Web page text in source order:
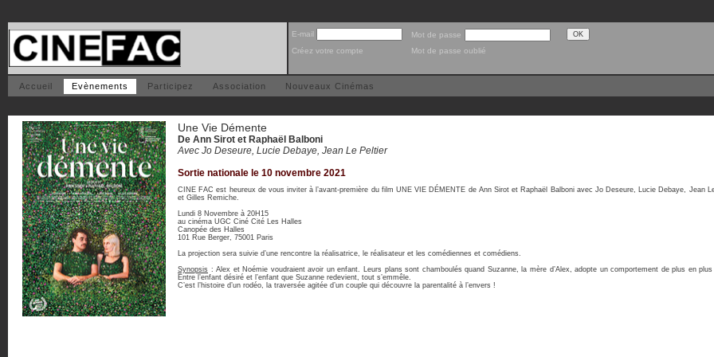
E-mail
Mot de passe
Créez votre compte
Mot de passe oublié
Accueil Evènements Participez Association Nouveaux Cinémas
Une Vie Démente
De Ann Sirot et Raphaël Balboni
Avec Jo Deseure, Lucie Debaye, Jean Le Peltier
Sortie nationale le 10 novembre 2021
CINE FAC est heureux de vous inviter à l’avant-première du film UNE VIE DÉMENTE de Ann Sirot et Raphaël Balboni avec Jo Deseure, Lucie Debaye, Jean
et Gilles Remiche.
Lundi 8 Novembre à 20H15
au cinéma UGC Ciné Cité Les Halles
Canopée des Halles
101 Rue Berger, 75001 Paris
La projection sera suivie d’une rencontre la réalisatrice, le réalisateur et les comédiennes et comédiens.
Synopsis : Alex et Noémie voudraient avoir un enfant. Leurs plans sont chamboulés quand Suzanne, la mère d’Alex, adopte un comportement de plus en plus
Entre l’enfant désiré et l’enfant que Suzanne redevient, tout s’emmêle.
C’est l’histoire d’un rodéo, la traversée agitée d’un couple qui découvre la parentalité à l’envers !